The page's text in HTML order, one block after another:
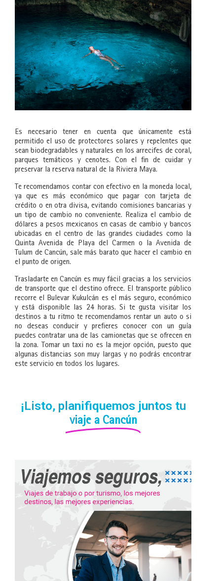
Es necesario tener en cuenta que únicamente está
permitido el uso de protectores solares y repelentes que
sean biodegradables y naturales en los arrecifes de coral,
parques temáticos y cenotes. Con el fin de cuidar y
preservar la reserva natural de la Riviera Maya.
Te recomendamos contar con efectivo en la moneda local,
ya que es más económico que pagar con tarjeta de
crédito o en otra divisa, evitando comisiones bancarias y
un tipo de cambio no conveniente. Realiza el cambio de
dólares a pesos mexicanos en casas de cambio y bancos
ubicadas en el centro de las grandes ciudades como la
Quinta Avenida de Playa del Carmen o la Avenida de
Tulum de Cancún, sale más barato que hacer el cambio en
el punto de origen.
Trasladarte en Cancún es muy fácil gracias a los servicios
de transporte que el destino ofrece. El transporte público
recorre el Bulevar Kukulcán es el más seguro, económico
y está disponible las 24 horas. Si te gusta visitar los
destinos a tu ritmo te recomendamos rentar un auto o si
no deseas conducir y prefieres conocer con un guía
puedes contratar una de las camionetas que se ofrecen en
la zona. Tomar un taxi no es la mejor opción, puesto que
algunas distancias son muy largas y no podrás encontrar
este servicio en todos los lugares.
¡Listo, planifiquemos juntos tu
viaje a Cancún